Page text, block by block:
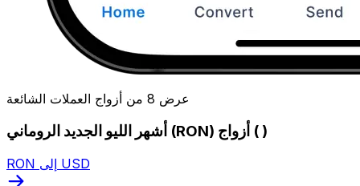
عرض 8 من أزواج العملات الشائعة
أشهر الليو الجديد الروماني (RON) أزواج ( )
RON إلى USD